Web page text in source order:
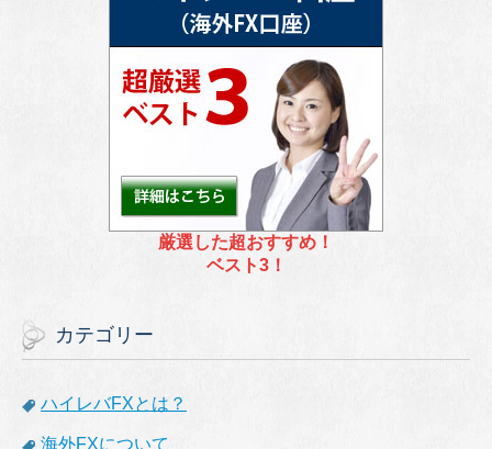
厳選した超おすすめ！
ベスト3！
カテゴリー
ハイレバFXとは？
海外FXについて